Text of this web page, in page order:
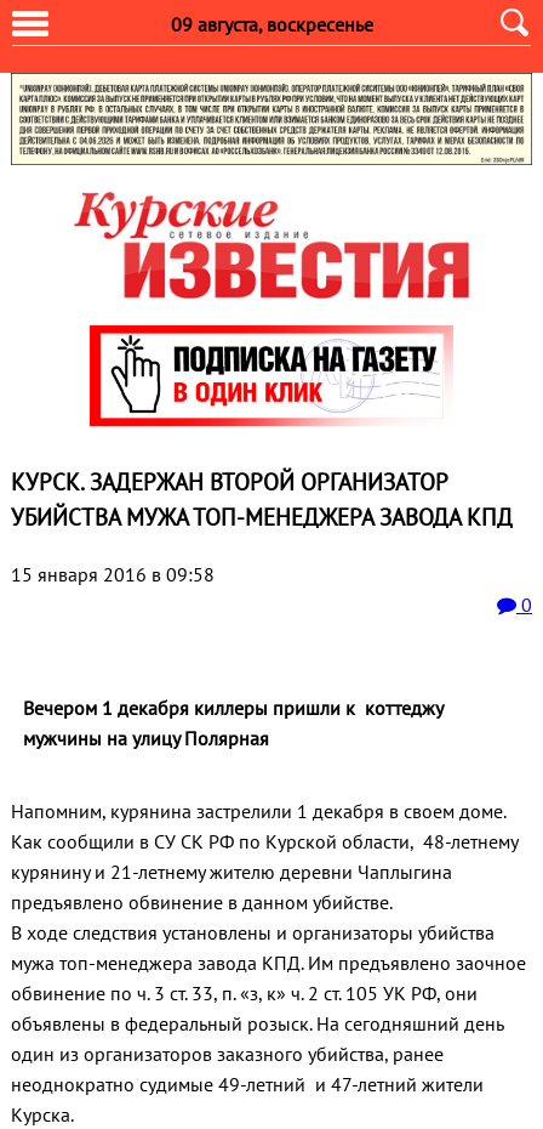
09 августа, воскресенье
КУРСК. ЗАДЕРЖАН ВТОРОЙ ОРГАНИЗАТОР
УБИЙСТВА МУЖА ТОП-МЕНЕДЖЕРА ЗАВОДА КПД
15 января 2016 в 09:58
0
Вечером 1 декабря киллеры пришли к коттеджу
мужчины на улицу Полярная
Напомним, курянина застрелили 1 декабря в своем доме.
Как сообщили в СУ СК РФ по Курской области, 48-летнему
курянину и 21-летнему жителю деревни Чаплыгина
предъявлено обвинение в данном убийстве.
В ходе следствия установлены и организаторы убийства
мужа топ-менеджера завода КПД. Им предъявлено заочное
обвинение по ч. 3 ст. 33, п. «з, к» ч. 2 ст. 105 УК РФ, они
объявлены в федеральный розыск. На сегодняшний день
один из организаторов заказного убийства, ранее
неоднократно судимые 49-летний и 47-летний жители
Курска.